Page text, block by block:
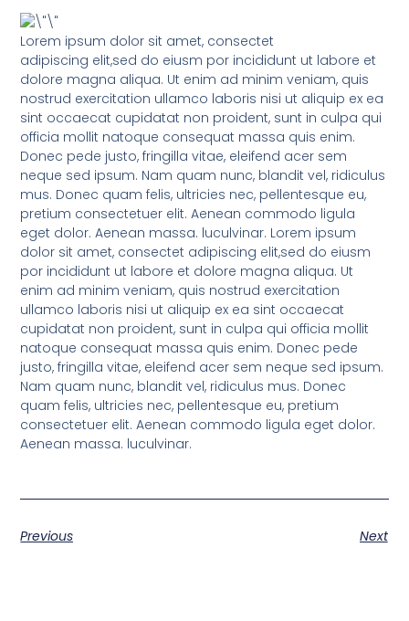
Lorem ipsum dolor sit amet, consectet
adipiscing elit,sed do eiusm por incididunt ut labore et
dolore magna aliqua. Ut enim ad minim veniam, quis
nostrud exercitation ullamco laboris nisi ut aliquip ex ea
sint occaecat cupidatat non proident, sunt in culpa qui
officia mollit natoque consequat massa quis enim.
Donec pede justo, fringilla vitae, eleifend acer sem
neque sed ipsum. Nam quam nunc, blandit vel, ridiculus
mus. Donec quam felis, ultricies nec, pellentesque eu,
pretium consectetuer elit. Aenean commodo ligula
eget dolor. Aenean massa. luculvinar. Lorem ipsum
dolor sit amet, consectet adipiscing elit,sed do eiusm
por incididunt ut labore et dolore magna aliqua. Ut
enim ad minim veniam, quis nostrud exercitation
ullamco laboris nisi ut aliquip ex ea sint occaecat
cupidatat non proident, sunt in culpa qui officia mollit
natoque consequat massa quis enim. Donec pede
justo, fringilla vitae, eleifend acer sem neque sed ipsum.
Nam quam nunc, blandit vel, ridiculus mus. Donec
quam felis, ultricies nec, pellentesque eu, pretium
consectetuer elit. Aenean commodo ligula eget dolor.
Aenean massa. luculvinar.
Previous Next